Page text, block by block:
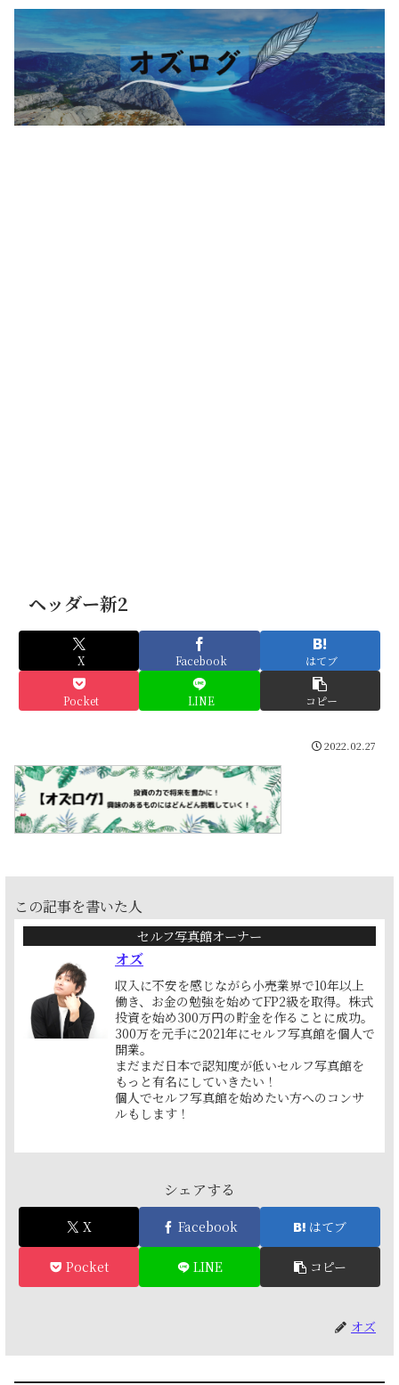
ヘッダー新2
X Facebook はてブ
Pocket LINE コピー
2022.02.27
この記事を書いた人
セルフ写真館オーナー
オズ
収入に不安を感じながら小売業界で10年以上
働き、お金の勉強を始めてFP2級を取得。株式
投資を始め300万円の貯金を作ることに成功。
300万を元手に2021年にセルフ写真館を個人で
開業。
まだまだ日本で認知度が低いセルフ写真館を
もっと有名にしていきたい！
個人でセルフ写真館を始めたい方へのコンサ
ルもします！
シェアする
X Facebook はてブ
Pocket LINE コピー
オズ